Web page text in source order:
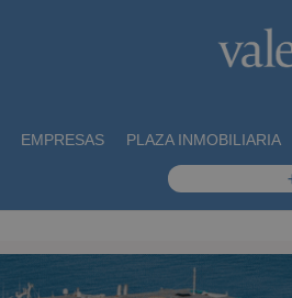
EMPRESAS PLAZA INMOBILIARIA